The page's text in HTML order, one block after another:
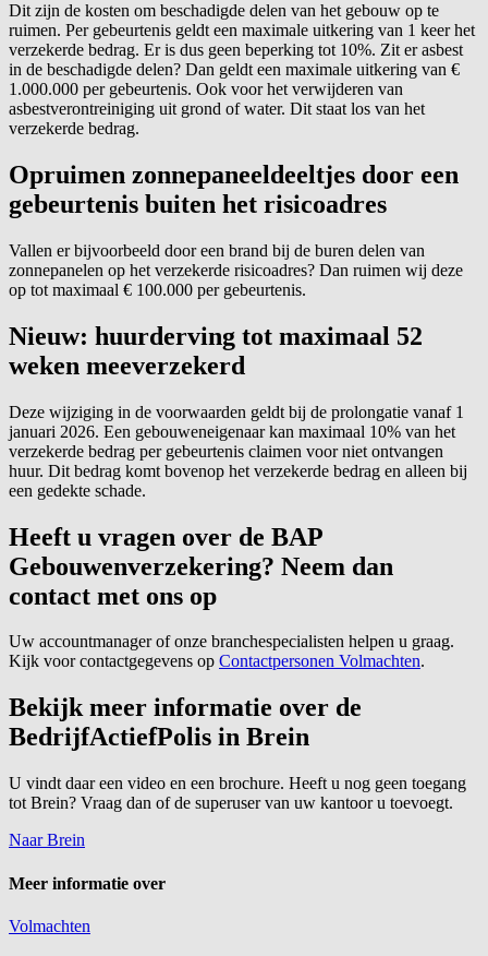
Dit zijn de kosten om beschadigde delen van het gebouw op te
ruimen. Per gebeurtenis geldt een maximale uitkering van 1 keer het
verzekerde bedrag. Er is dus geen beperking tot 10%. Zit er asbest
in de beschadigde delen? Dan geldt een maximale uitkering van €
1.000.000 per gebeurtenis. Ook voor het verwijderen van
asbestverontreiniging uit grond of water. Dit staat los van het
verzekerde bedrag.
Opruimen zonnepaneeldeeltjes door een
gebeurtenis buiten het risicoadres
Vallen er bijvoorbeeld door een brand bij de buren delen van
zonnepanelen op het verzekerde risicoadres? Dan ruimen wij deze
op tot maximaal € 100.000 per gebeurtenis.
Nieuw: huurderving tot maximaal 52
weken meeverzekerd
Deze wijziging in de voorwaarden geldt bij de prolongatie vanaf 1
januari 2026. Een gebouweneigenaar kan maximaal 10% van het
verzekerde bedrag per gebeurtenis claimen voor niet ontvangen
huur. Dit bedrag komt bovenop het verzekerde bedrag en alleen bij
een gedekte schade.
Heeft u vragen over de BAP
Gebouwenverzekering? Neem dan
contact met ons op
Uw accountmanager of onze branchespecialisten helpen u graag.
Kijk voor contactgegevens op Contactpersonen Volmachten.
Bekijk meer informatie over de
BedrijfActiefPolis in Brein
U vindt daar een video en een brochure. Heeft u nog geen toegang
tot Brein? Vraag dan of de superuser van uw kantoor u toevoegt.
Naar Brein
Meer informatie over
Volmachten